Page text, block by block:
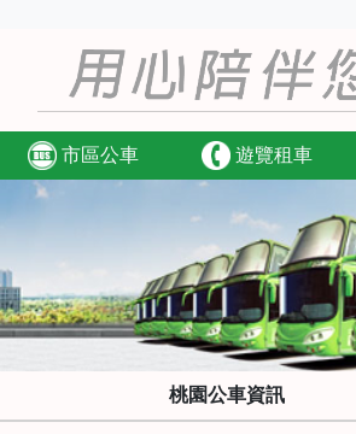
市區公車 遊覽租車
桃園公車資訊